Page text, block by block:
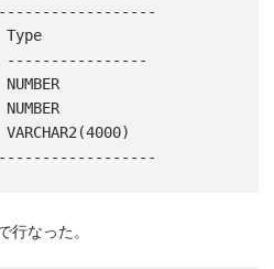
なった。